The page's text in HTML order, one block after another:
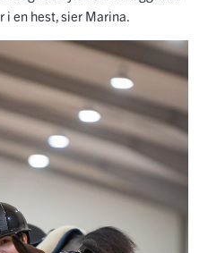
en hest, sier Marina.